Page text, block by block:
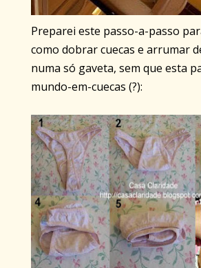
Preparei este passo-a-passo
como dobrar cuecas e arrumar
numa só gaveta, sem que esta
mundo-em-cuecas (?):